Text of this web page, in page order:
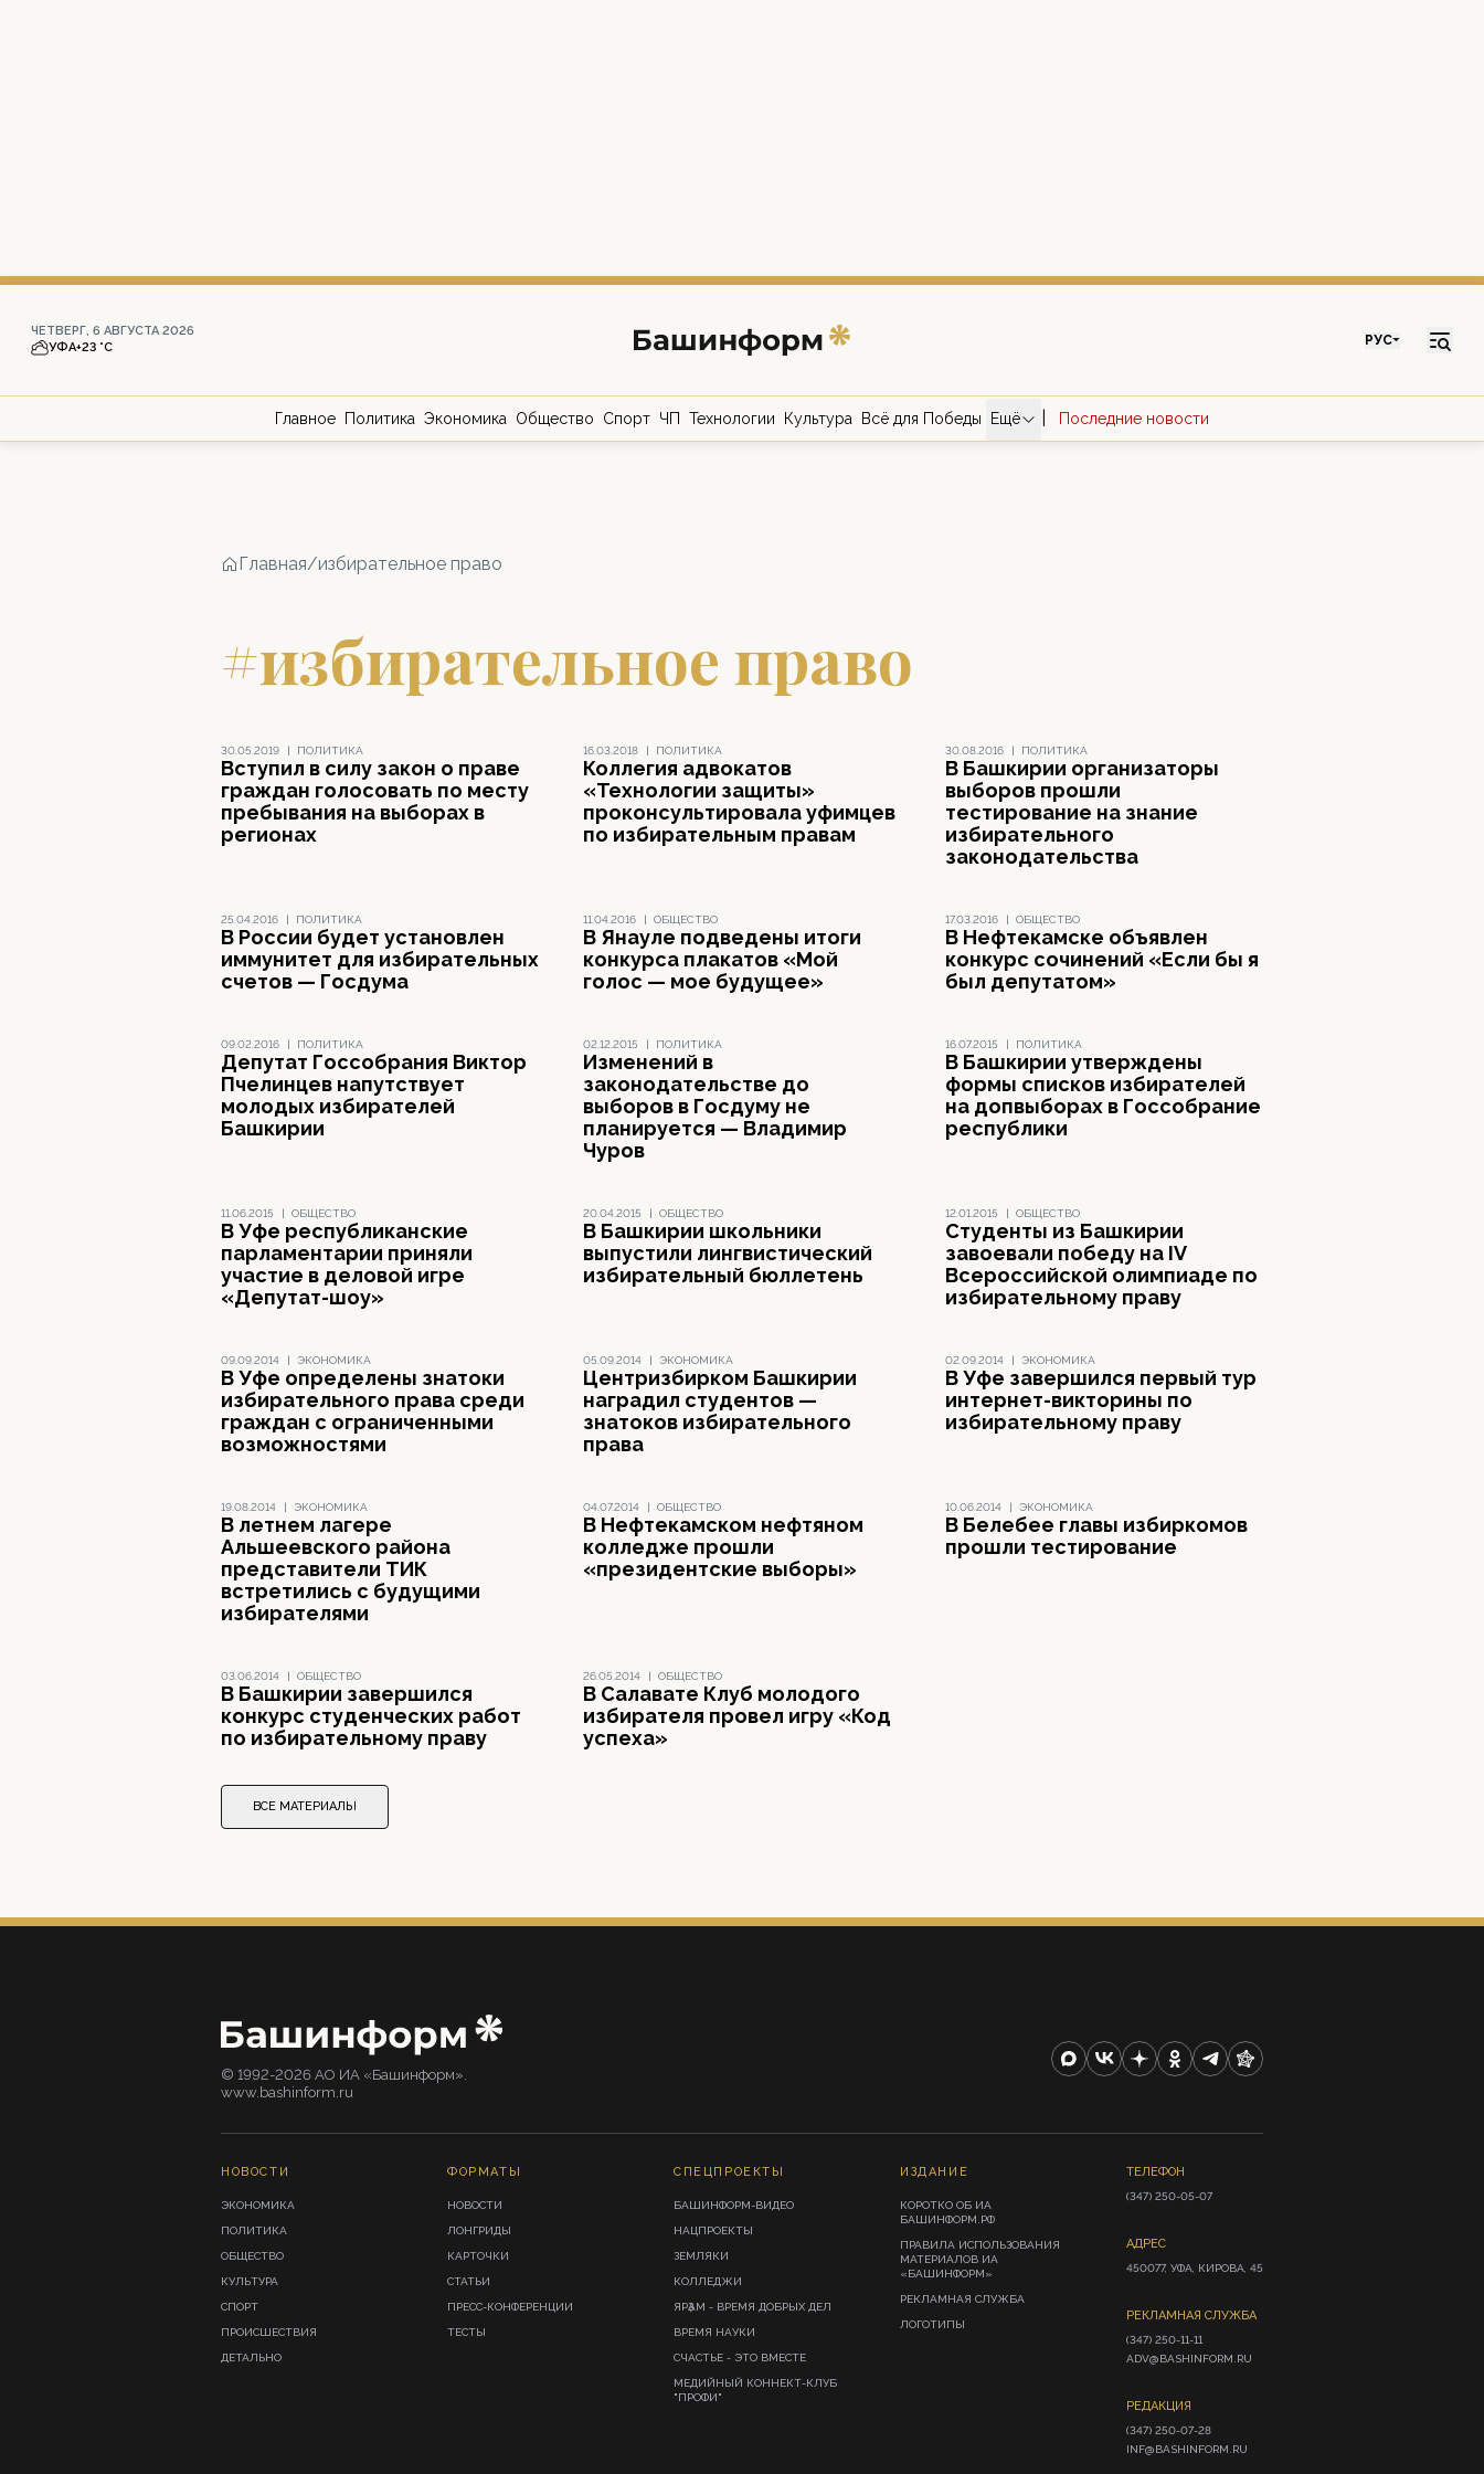
ЧЕТВЕРГ, 6 АВГУСТА 2026
УФА+23 °С РУС
Главное Политика Экономика Общество Спорт ЧП Технологии Культура Всё для Победы Ещё Последние новости
Главная/избирательное право
#избирательное право
30.05.2019 | ПОЛИТИКА
Вступил в силу закон о праве
граждан голосовать по месту
пребывания на выборах в
регионах
16.03.2018 | ПОЛИТИКА
Коллегия адвокатов
«Технологии защиты»
проконсультировала уфимцев
по избирательным правам
30.08.2016 | ПОЛИТИКА
В Башкирии организаторы
выборов прошли
тестирование на знание
избирательного
законодательства
25.04.2016 | ПОЛИТИКА
В России будет установлен
иммунитет для избирательных
счетов — Госдума
11.04.2016 | ОБЩЕСТВО
В Янауле подведены итоги
конкурса плакатов «Мой
голос — мое будущее»
17.03.2016 | ОБЩЕСТВО
В Нефтекамске объявлен
конкурс сочинений «Если бы я
был депутатом»
09.02.2016 | ПОЛИТИКА
Депутат Госсобрания Виктор
Пчелинцев напутствует
молодых избирателей
Башкирии
02.12.2015 | ПОЛИТИКА
Изменений в
законодательстве до
выборов в Госдуму не
планируется — Владимир
Чуров
16.07.2015 | ПОЛИТИКА
В Башкирии утверждены
формы списков избирателей
на допвыборах в Госсобрание
республики
11.06.2015 | ОБЩЕСТВО
В Уфе республиканские
парламентарии приняли
участие в деловой игре
«Депутат-шоу»
20.04.2015 | ОБЩЕСТВО
В Башкирии школьники
выпустили лингвистический
избирательный бюллетень
12.01.2015 | ОБЩЕСТВО
Студенты из Башкирии
завоевали победу на IV
Всероссийской олимпиаде по
избирательному праву
09.09.2014 | ЭКОНОМИКА
В Уфе определены знатоки
избирательного права среди
граждан с ограниченными
возможностями
05.09.2014 | ЭКОНОМИКА
Центризбирком Башкирии
наградил студентов —
знатоков избирательного
права
02.09.2014 | ЭКОНОМИКА
В Уфе завершился первый тур
интернет-викторины по
избирательному праву
19.08.2014 | ЭКОНОМИКА
В летнем лагере
Альшеевского района
представители ТИК
встретились с будущими
избирателями
04.07.2014 | ОБЩЕСТВО
В Нефтекамском нефтяном
колледже прошли
«президентские выборы»
10.06.2014 | ЭКОНОМИКА
В Белебее главы избиркомов
прошли тестирование
03.06.2014 | ОБЩЕСТВО
В Башкирии завершился
конкурс студенческих работ
по избирательному праву
26.05.2014 | ОБЩЕСТВО
В Салавате Клуб молодого
избирателя провел игру «Код
успеха»
ВСЕ МАТЕРИАЛЫ
© 1992-2026 АО ИА «Башинформ».
www.bashinform.ru
НОВОСТИ
ЭКОНОМИКА
ПОЛИТИКА
ОБЩЕСТВО
КУЛЬТУРА
СПОРТ
ПРОИСШЕСТВИЯ
ДЕТАЛЬНО
ФОРМАТЫ
НОВОСТИ
ЛОНГРИДЫ
КАРТОЧКИ
СТАТЬИ
ПРЕСС-КОНФЕРЕНЦИИ
ТЕСТЫ
СПЕЦПРОЕКТЫ
БАШИНФОРМ-ВИДЕО
НАЦПРОЕКТЫ
ЗЕМЛЯКИ
КОЛЛЕДЖИ
ЯРҘАМ - ВРЕМЯ ДОБРЫХ ДЕЛ
ВРЕМЯ НАУКИ
СЧАСТЬЕ - ЭТО ВМЕСТЕ
МЕДИЙНЫЙ КОННЕКТ-КЛУБ
"ПРОФИ"
ИЗДАНИЕ
КОРОТКО ОБ ИА
БАШИНФОРМ.РФ
ПРАВИЛА ИСПОЛЬЗОВАНИЯ
МАТЕРИАЛОВ ИА
«БАШИНФОРМ»
РЕКЛАМНАЯ СЛУЖБА
ЛОГОТИПЫ
ТЕЛЕФОН
(347) 250-05-07
АДРЕС
450077, УФА, КИРОВА, 45
РЕКЛАМНАЯ СЛУЖБА
(347) 250-11-11
ADV@BASHINFORM.RU
РЕДАКЦИЯ
(347) 250-07-28
INF@BASHINFORM.RU